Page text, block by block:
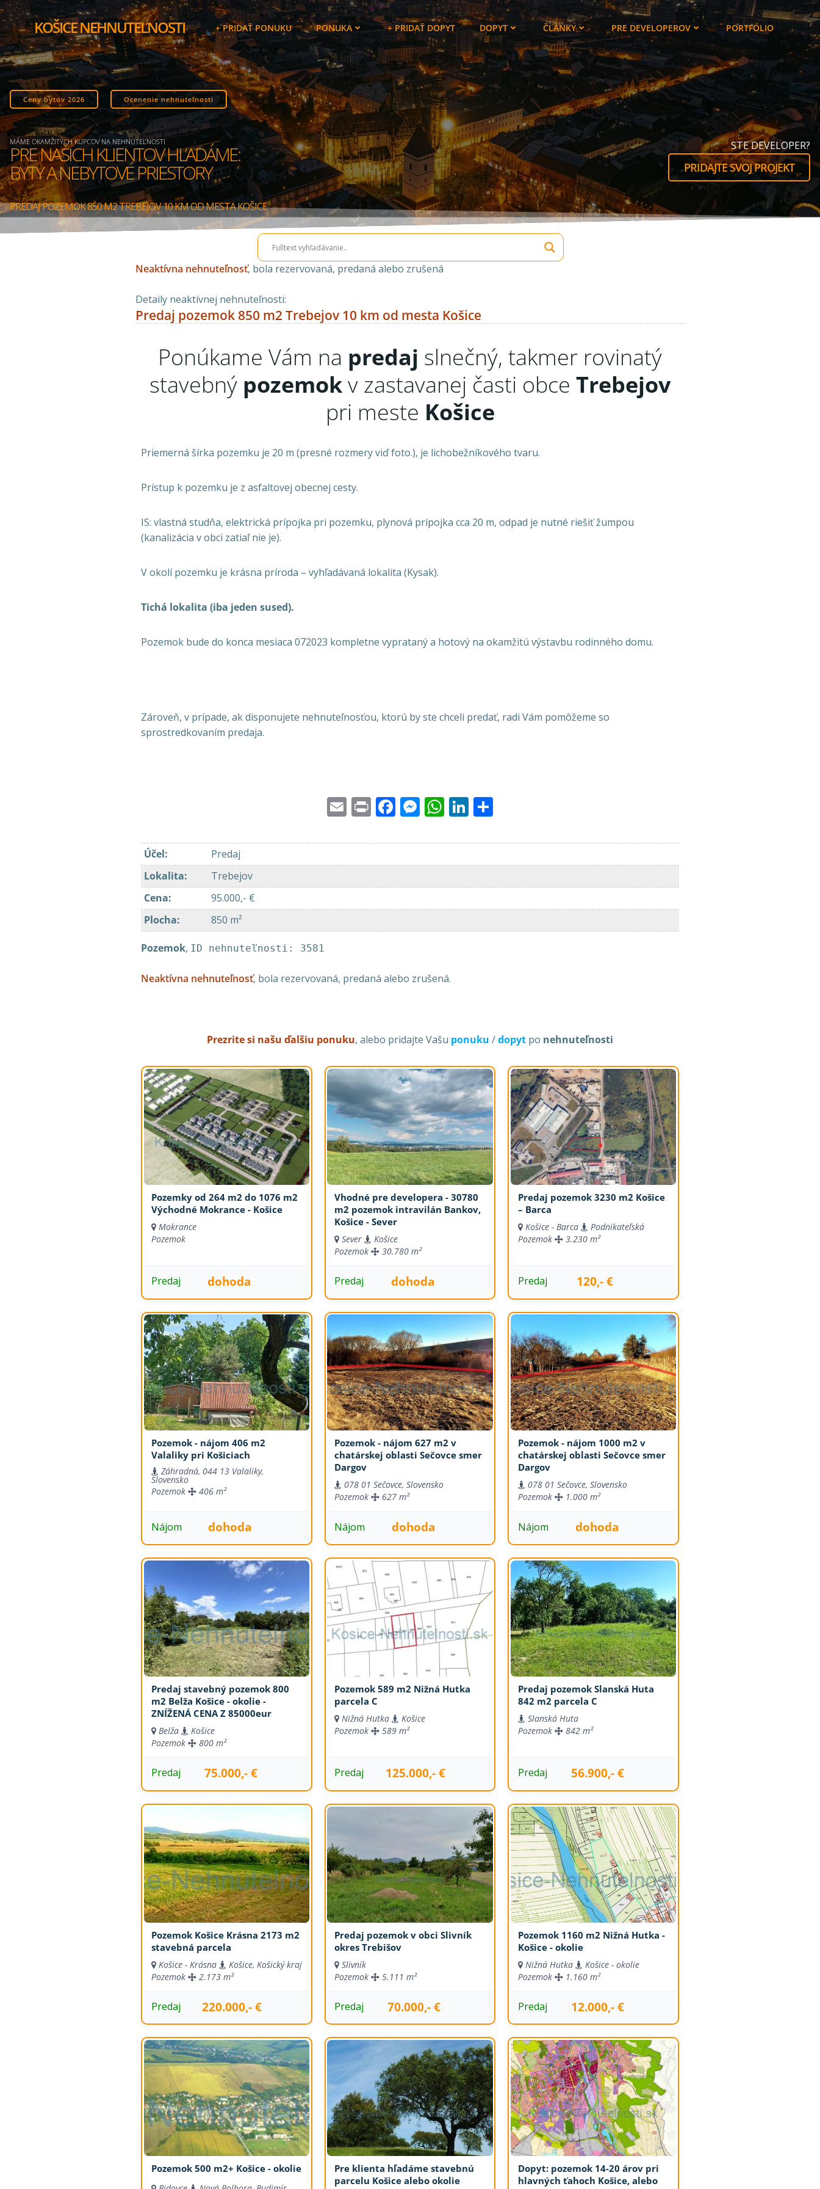
Skip
to
contentKOŠICE NEHNUTEĽNOSTI + PRIDAŤ PONUKU PONUKA + PRIDAŤ DOPYT DOPYT ČLÁNKY PRE DEVELOPEROV PORTFÓLIO
Ceny bytov 2026 Ocenenie nehnuteľnosti
MÁME OKAMŽITÝCH KUPCOV NA NEHNUTEĽNOSTI
PRE NAŠICH KLIENTOV HĽADÁME:
BYTY A NEBYTOVÉ PRIESTORY
STE DEVELOPER?
PRIDAJTE SVOJ PROJEKT
PREDAJ POZEMOK 850 M2 TREBEJOV 10 KM OD MESTA KOŠICE
Neaktívna nehnuteľnosť, bola rezervovaná, predaná alebo zrušená
Detaily neaktívnej nehnuteľnosti:
Predaj pozemok 850 m2 Trebejov 10 km od mesta Košice
Ponúkame Vám na predaj slnečný, takmer rovinatý
stavebný pozemokv zastavanej časti obce Trebejov
pri meste Košice
Priemerná šírka pozemku je 20 m (presné rozmery viď foto.), je lichobežníkového tvaru.
Prístup k pozemku je z asfaltovej obecnej cesty.
IS: vlastná studňa, elektrická prípojka pri pozemku, plynová prípojka cca 20 m, odpad je nutné riešiť žumpou
(kanalizácia v obci zatiaľ nie je).
V okolí pozemku je krásna príroda – vyhľadávaná lokalita (Kysak).
Tichá lokalita (iba jeden sused).
Pozemok bude do konca mesiaca 072023 kompletne vyprataný a hotový na okamžitú výstavbu rodinného domu.
Zároveň, v prípade, ak disponujete nehnuteľnosťou, ktorú by ste chceli predať, radi Vám pomôžeme so
sprostredkovaním predaja.
EmailPrintFacebook
Messenger
WhatsApp
LinkedIn
Účel:
Predaj
Lokalita:
Trebejov
Cena:
95.000,- €
Plocha: 850 m²
Pozemok, ID nehnuteľnosti: 3581
Neaktívna nehnuteľnosť, bola rezervovaná, predaná alebo zrušená.
Prezrite si našu ďalšiu ponuku, alebo pridajte Vašu ponuku /dopyt po nehnuteľnosti
Pozemky od 264 m2 do 1076 m2
Východné Mokrance - Košice
Mokrance
Pozemok
Predaj dohoda
Vhodné pre developera - 30780
m2 pozemok intravilán Bankov,
Košice - Sever
Sever
Košice
Pozemok
30.780 m²
Predaj dohoda
Predaj pozemok 3230 m2 Košice
– Barca
Košice - Barca
Podnikateľská
Pozemok
3.230 m²
Predaj 120,- €
Pozemok - nájom 406 m2
Valaliky pri Košiciach
Záhradná, 044 13 Valaliky,
Slovensko
Pozemok
406 m²
Nájom dohoda
Pozemok - nájom 627 m2 v
chatárskej oblasti Sečovce smer
Dargov
078 01 Sečovce, Slovensko
Pozemok
627 m²
Nájom dohoda
Pozemok - nájom 1000 m2 v
chatárskej oblasti Sečovce smer
Dargov
078 01 Sečovce, Slovensko
Pozemok
1.000 m²
Nájom dohoda
Predaj stavebný pozemok 800
m2 Belža Košice - okolie -
ZNÍŽENÁ CENA Z 85000eur
Belža
Košice
Pozemok
800 m²
Predaj 75.000,- €
Pozemok 589 m2 Nižná Hutka
parcela C
Nižná Hutka
Košice
Pozemok
589 m²
Predaj 125.000,- €
Predaj pozemok Slanská Huta
842 m2 parcela C
Slanská Huta
Pozemok
842 m²
Predaj 56.900,- €
Pozemok Košice Krásna 2173 m2
stavebná parcela
Košice - Krásna
Košice, Košický kraj
Pozemok
2.173 m²
Predaj 220.000,- €
Predaj pozemok v obci Slivník
okres Trebišov
Slivník
Pozemok
5.111 m²
Predaj 70.000,- €
Pozemok 1160 m2 Nižná Hutka -
Košice - okolie
Nižná Hutka
Košice - okolie
Pozemok
1.160 m²
Predaj 12.000,- €
Pozemok 500 m2+ Košice - okolie
Pre klienta hľadáme stavebnú
parcelu Košice alebo okolie
Dopyt: pozemok 14-20 árov pri
hlavných ťahoch Košice, alebo